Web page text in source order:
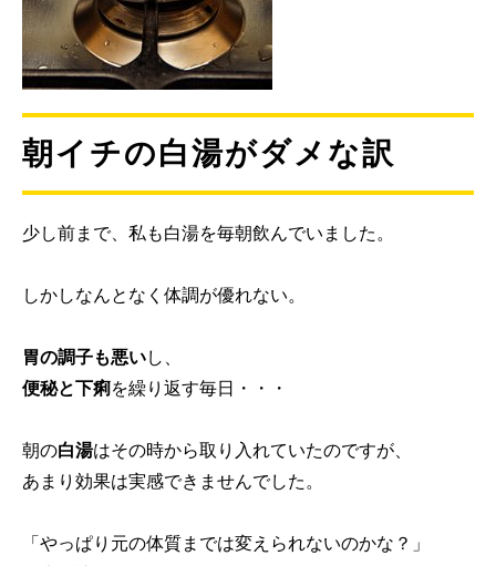
朝イチの白湯がダメな訳
少し前まで、私も白湯を毎朝飲んでいました。
しかしなんとなく体調が優れない。
胃の調子も悪いし、
便秘と下痢を繰り返す毎日・・・
朝の白湯はその時から取り入れていたのですが、
あまり効果は実感できませんでした。
「やっぱり元の体質までは変えられないのかな？」